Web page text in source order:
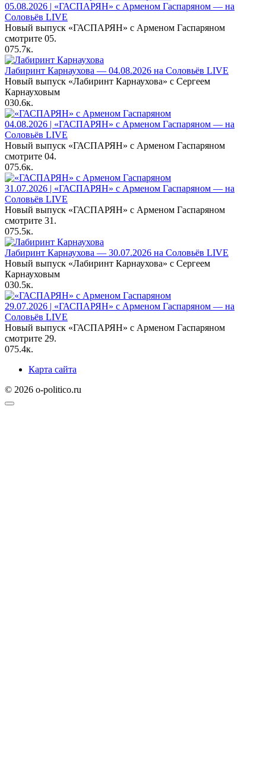
05.08.2026 | «ГАСПАРЯН» с Арменом Гаспаряном — на
Соловьёв LIVE
Новый выпуск «ГАСПАРЯН» с Арменом Гаспаряном
смотрите 05.
075.7к.
Лабиринт Карнаухова — 04.08.2026 на Соловьёв LIVE
Новый выпуск «Лабиринт Карнаухова» с Сергеем
Карнауховым
030.6к.
04.08.2026 | «ГАСПАРЯН» с Арменом Гаспаряном — на
Соловьёв LIVE
Новый выпуск «ГАСПАРЯН» с Арменом Гаспаряном
смотрите 04.
075.6к.
31.07.2026 | «ГАСПАРЯН» с Арменом Гаспаряном — на
Соловьёв LIVE
Новый выпуск «ГАСПАРЯН» с Арменом Гаспаряном
смотрите 31.
075.5к.
Лабиринт Карнаухова — 30.07.2026 на Соловьёв LIVE
Новый выпуск «Лабиринт Карнаухова» с Сергеем
Карнауховым
030.5к.
29.07.2026 | «ГАСПАРЯН» с Арменом Гаспаряном — на
Соловьёв LIVE
Новый выпуск «ГАСПАРЯН» с Арменом Гаспаряном
смотрите 29.
075.4к.
Карта сайта
© 2026 o-politico.ru